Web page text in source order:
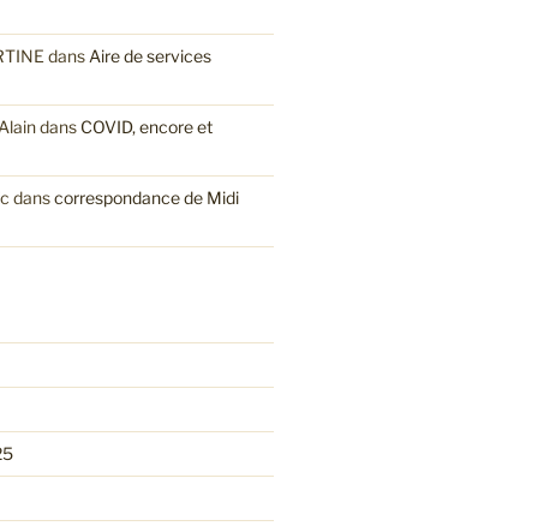
dans Aire de services
dans COVID, encore et
danscorrespondance de Midi